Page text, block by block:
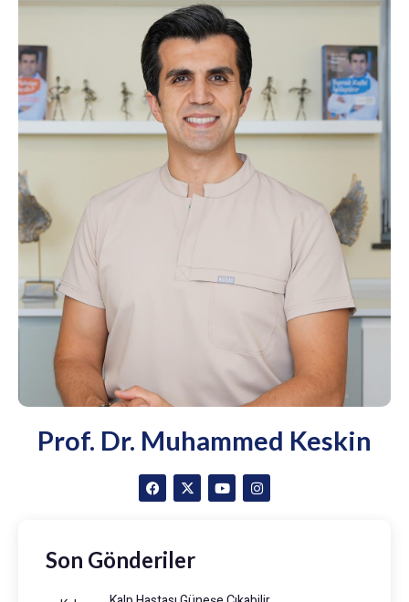
Prof. Dr. Muhammed Keskin
Son Gönderiler